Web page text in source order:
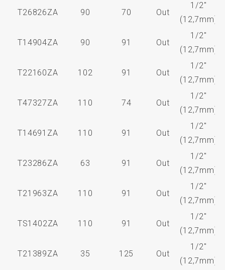
T26826ZA 90 70 Out
1/2"
(12,7mm)
T14904ZA 90 91 Out
1/2"
(12,7mm)
T22160ZA 102 91 Out
1/2"
(12,7mm)
T47327ZA 110 74 Out
1/2"
(12,7mm)
T14691ZA 110 91 Out
1/2"
(12,7mm)
T23286ZA 63 91 Out
1/2"
(12,7mm)
T21963ZA 110 91 Out
1/2"
(12,7mm)
TS1402ZA 110 91 Out
1/2"
(12,7mm)
T21389ZA 35 125 Out
1/2"
(12,7mm)